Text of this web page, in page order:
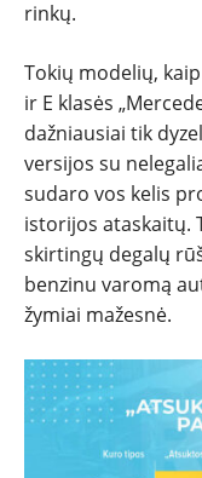
rinkų.
Tokių modelių, kaip
ir E klasės
dažniausiai tik
versijos su
sudaro vos kelis
istorijos ataskaitų.
skirtingų degalų
benzinu varomą
žymiai mažesnė.